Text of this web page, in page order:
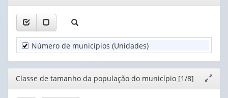
Unidade
Territorial
(1)
valor):
Existência
de
transporte
coletivo
por...
(1)
janela
Número de municípios (Unidades)
Editor
janela
Classe de tamanho da população do município [1/8]